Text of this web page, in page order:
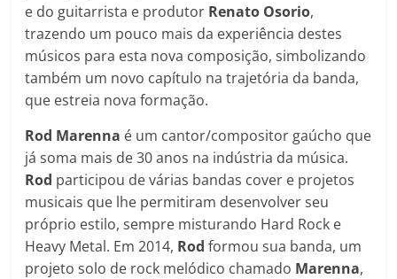
e do guitarrista e produtor Renato Osorio,
trazendo um pouco mais da experiência destes
músicos para esta nova composição, simbolizando
também um novo capítulo na trajetória da banda,
que estreia nova formação.
Rod Marenna é um cantor/compositor gaúcho que
já soma mais de 30 anos na indústria da música.
Rod participou de várias bandas cover e projetos
musicais que lhe permitiram desenvolver seu
próprio estilo, sempre misturando Hard Rock e
Heavy Metal. Em 2014, Rod formou sua banda, um
projeto solo de rock melódico chamado Marenna,